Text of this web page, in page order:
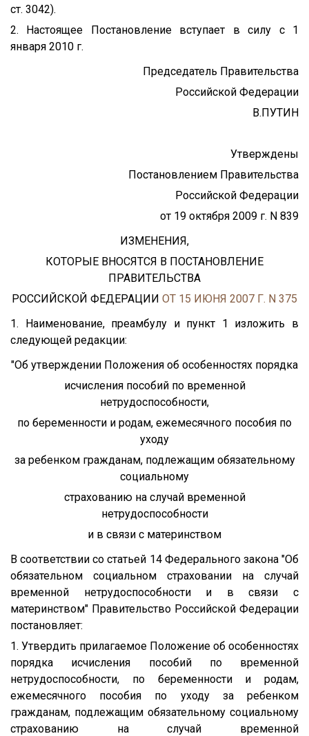
ст. 3042).
2. Настоящее Постановление вступает в силу с 1
января 2010 г.
Председатель Правительства
Российской Федерации
В.ПУТИН
Утверждены
Постановлением Правительства
Российской Федерации
от 19 октября 2009 г. N 839
ИЗМЕНЕНИЯ,
КОТОРЫЕ ВНОСЯТСЯ В ПОСТАНОВЛЕНИЕ
ПРАВИТЕЛЬСТВА
РОССИЙСКОЙ ФЕДЕРАЦИИ ОТ 15 ИЮНЯ 2007 Г. N 375
1. Наименование, преамбулу и пункт 1 изложить в
следующей редакции:
"Об утверждении Положения об особенностях порядка
исчисления пособий по временной
нетрудоспособности,
по беременности и родам, ежемесячного пособия по
уходу
за ребенком гражданам, подлежащим обязательному
социальному
страхованию на случай временной
нетрудоспособности
и в связи с материнством
В соответствии со статьей 14 Федерального закона "Об
обязательном социальном страховании на случай
временной нетрудоспособности и в связи с
материнством" Правительство Российской Федерации
постановляет:
1. Утвердить прилагаемое Положение об особенностях
порядка исчисления пособий по временной
нетрудоспособности, по беременности и родам,
ежемесячного пособия по уходу за ребенком
гражданам, подлежащим обязательному социальному
страхованию на случай временной